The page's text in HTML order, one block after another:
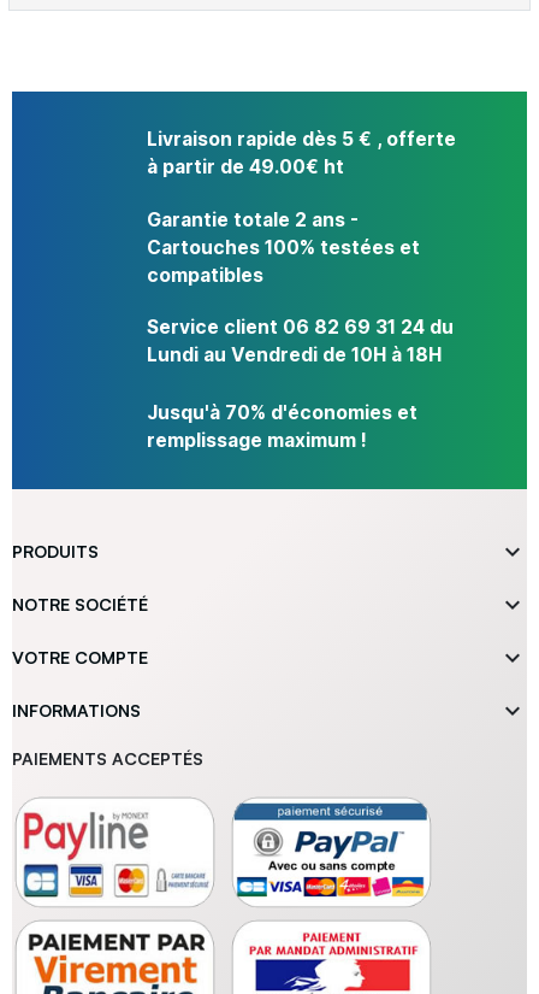
Livraison rapide dès 5 € , offerte
à partir de 49.00€ ht
Garantie totale 2 ans -
Cartouches 100% testées et
compatibles
Service client 06 82 69 31 24 du
Lundi au Vendredi de 10H à 18H
Jusqu'à 70% d'économies et
remplissage maximum !
PRODUITS 
NOTRE SOCIÉTÉ 
VOTRE COMPTE 
INFORMATIONS 
PAIEMENTS ACCEPTÉS